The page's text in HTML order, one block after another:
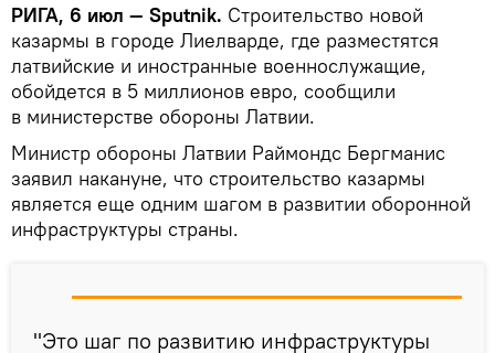
РИГА, 6 июл — Sputnik. Строительство новой
казармы в городе Лиелварде, где разместятся
латвийские и иностранные военнослужащие,
обойдется в 5 миллионов евро, сообщили
в министерстве обороны Латвии.
Министр обороны Латвии Раймондс Бергманис
заявил накануне, что строительство казармы
является еще одним шагом в развитии оборонной
инфраструктуры страны.
"Это шаг по развитию инфраструктуры